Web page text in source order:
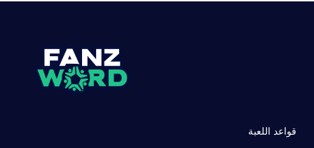
قواعد اللعبة